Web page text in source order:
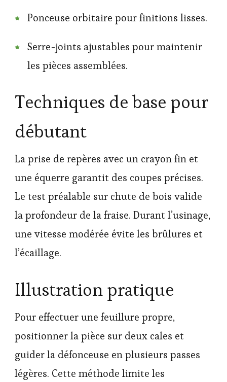
Ponceuse orbitaire pour finitions lisses.
Serre-joints ajustables pour maintenir
les pièces assemblées.
Techniques de base pour
débutant
La prise de repères avec un crayon fin et
une équerre garantit des coupes précises.
Le test préalable sur chute de bois valide
la profondeur de la fraise. Durant l’usinage,
une vitesse modérée évite les brûlures et
l’écaillage.
Illustration pratique
Pour effectuer une feuillure propre,
positionner la pièce sur deux cales et
guider la défonceuse en plusieurs passes
légères. Cette méthode limite les